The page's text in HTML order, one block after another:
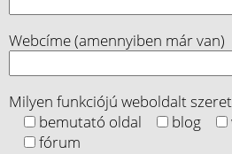
Webcíme (amennyiben már van)
Milyen funkciójú weboldalt
bemutató oldal
blog
fórum